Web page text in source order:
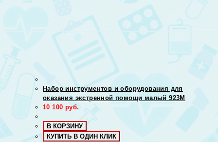
Набор инструментов и оборудования для
оказания экстренной помощи малый 923М
10 100 руб.
В КОРЗИНУ
КУПИТЬ В ОДИН КЛИК